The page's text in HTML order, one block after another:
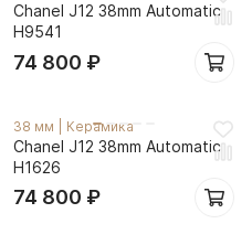
Chanel J12 38mm Automatic
H9541
74 800 ₽
38 мм Керамика
Chanel J12 38mm Automatic
H1626
74 800 ₽